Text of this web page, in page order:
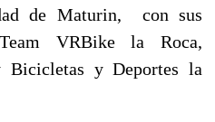
de Maturin, con sus
VRBike la Roca,
Bicicletas y Deportes la